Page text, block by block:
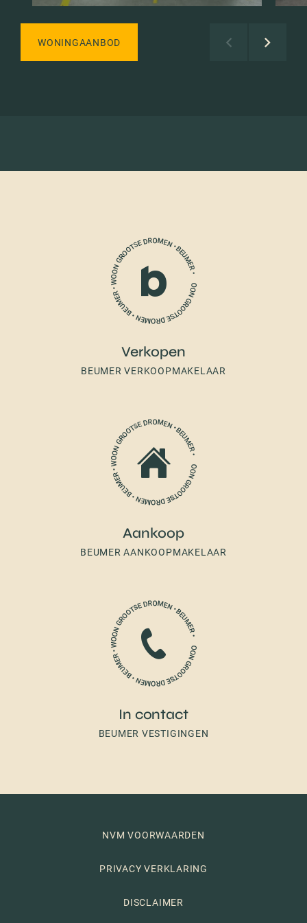
WONINGAANBOD
Verkopen
BEUMER VERKOOPMAKELAAR
Aankoop
BEUMER AANKOOPMAKELAAR
In contact
BEUMER VESTIGINGEN
NVM VOORWAARDEN
PRIVACY VERKLARING
DISCLAIMER